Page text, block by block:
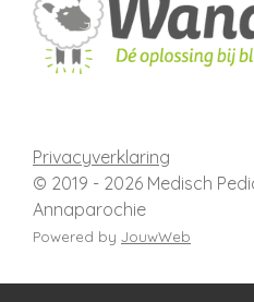
Privacyverklaring
© 2019 - 2026 Medisch
Annaparochie
Powered by JouwWeb